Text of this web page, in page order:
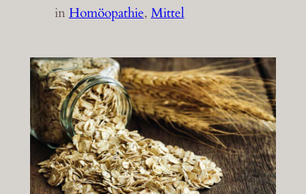
inHomöopathie, Mittel